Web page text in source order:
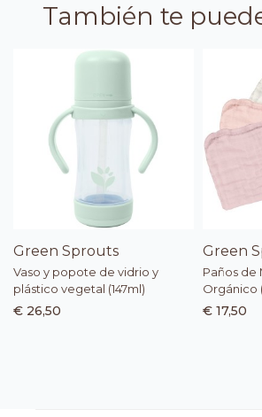
También te
Green Sprouts
Vaso y popote de vidrio y
plástico vegetal (147ml)
€ 26,50
Green
Paños de
Orgánico
€ 17,50